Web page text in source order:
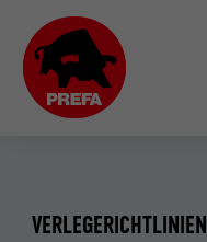
VERLEGERICHTLINIEN